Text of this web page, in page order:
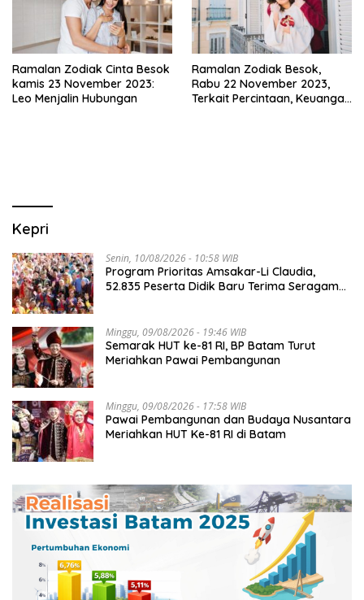
Ramalan Zodiak Cinta Besok
kamis 23 November 2023:
Leo Menjalin Hubungan
Ramalan Zodiak Besok,
Rabu 22 November 2023,
Terkait Percintaan, Keuangan
Kepri
Senin, 10/08/2026 - 10:58 WIB
Program Prioritas Amsakar-Li Claudia,
52.835 Peserta Didik Baru Terima Seragam
Minggu, 09/08/2026 - 19:46 WIB
Semarak HUT ke-81 RI, BP Batam Turut
Meriahkan Pawai Pembangunan
Minggu, 09/08/2026 - 17:58 WIB
Pawai Pembangunan dan Budaya Nusantara
Meriahkan HUT Ke-81 RI di Batam